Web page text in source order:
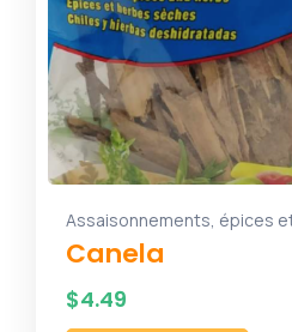
Assaisonnements, épices
Canela
$4.49